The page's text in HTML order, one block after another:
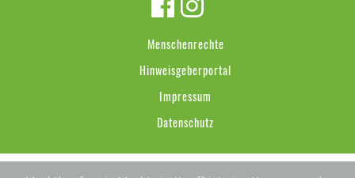
Menschenrechte
Hinweisgeberportal
Impressum
Datenschutz